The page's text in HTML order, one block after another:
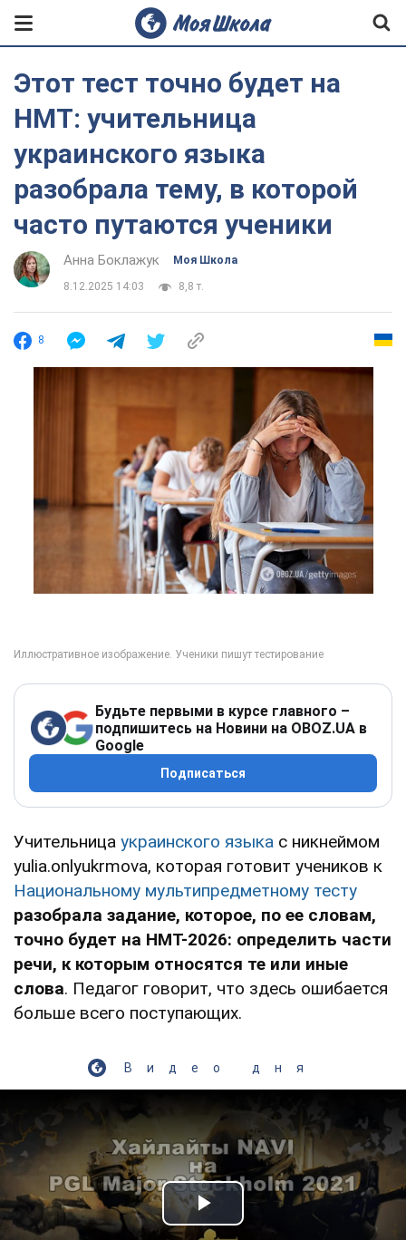
Этот тест точно будет на
НМТ: учительница
украинского языка
разобрала тему, в которой
часто путаются ученики
Анна Боклажук Моя Школа
8.12.2025 14:03 8,8 т.
8
Будьте первыми в курсе главного –
подпишитесь на Новини на OBOZ.UA в
Google
Подписаться
Учительница украинского языка с никнеймом
yulia.onlyukrmova, которая готовит учеников к
Национальному мультипредметному тесту
разобрала задание, которое, по ее словам,
точно будет на НМТ-2026: определить части
речи, к которым относятся те или иные
слова. Педагог говорит, что здесь ошибается
больше всего поступающих.
Видео дня
Play Video